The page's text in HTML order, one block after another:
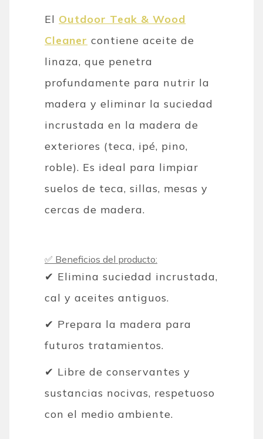
El Outdoor Teak & Wood
Cleaner contiene aceite de
linaza, que penetra
profundamente para nutrir la
madera y eliminar la suciedad
incrustada en la madera de
exteriores (teca, ipé, pino,
roble). Es ideal para limpiar
suelos de teca, sillas, mesas y
cercas de madera.
✅ Beneficios del producto:
✔ Elimina suciedad incrustada,
cal y aceites antiguos.
✔ Prepara la madera para
futuros tratamientos.
✔ Libre de conservantes y
sustancias nocivas, respetuoso
con el medio ambiente.